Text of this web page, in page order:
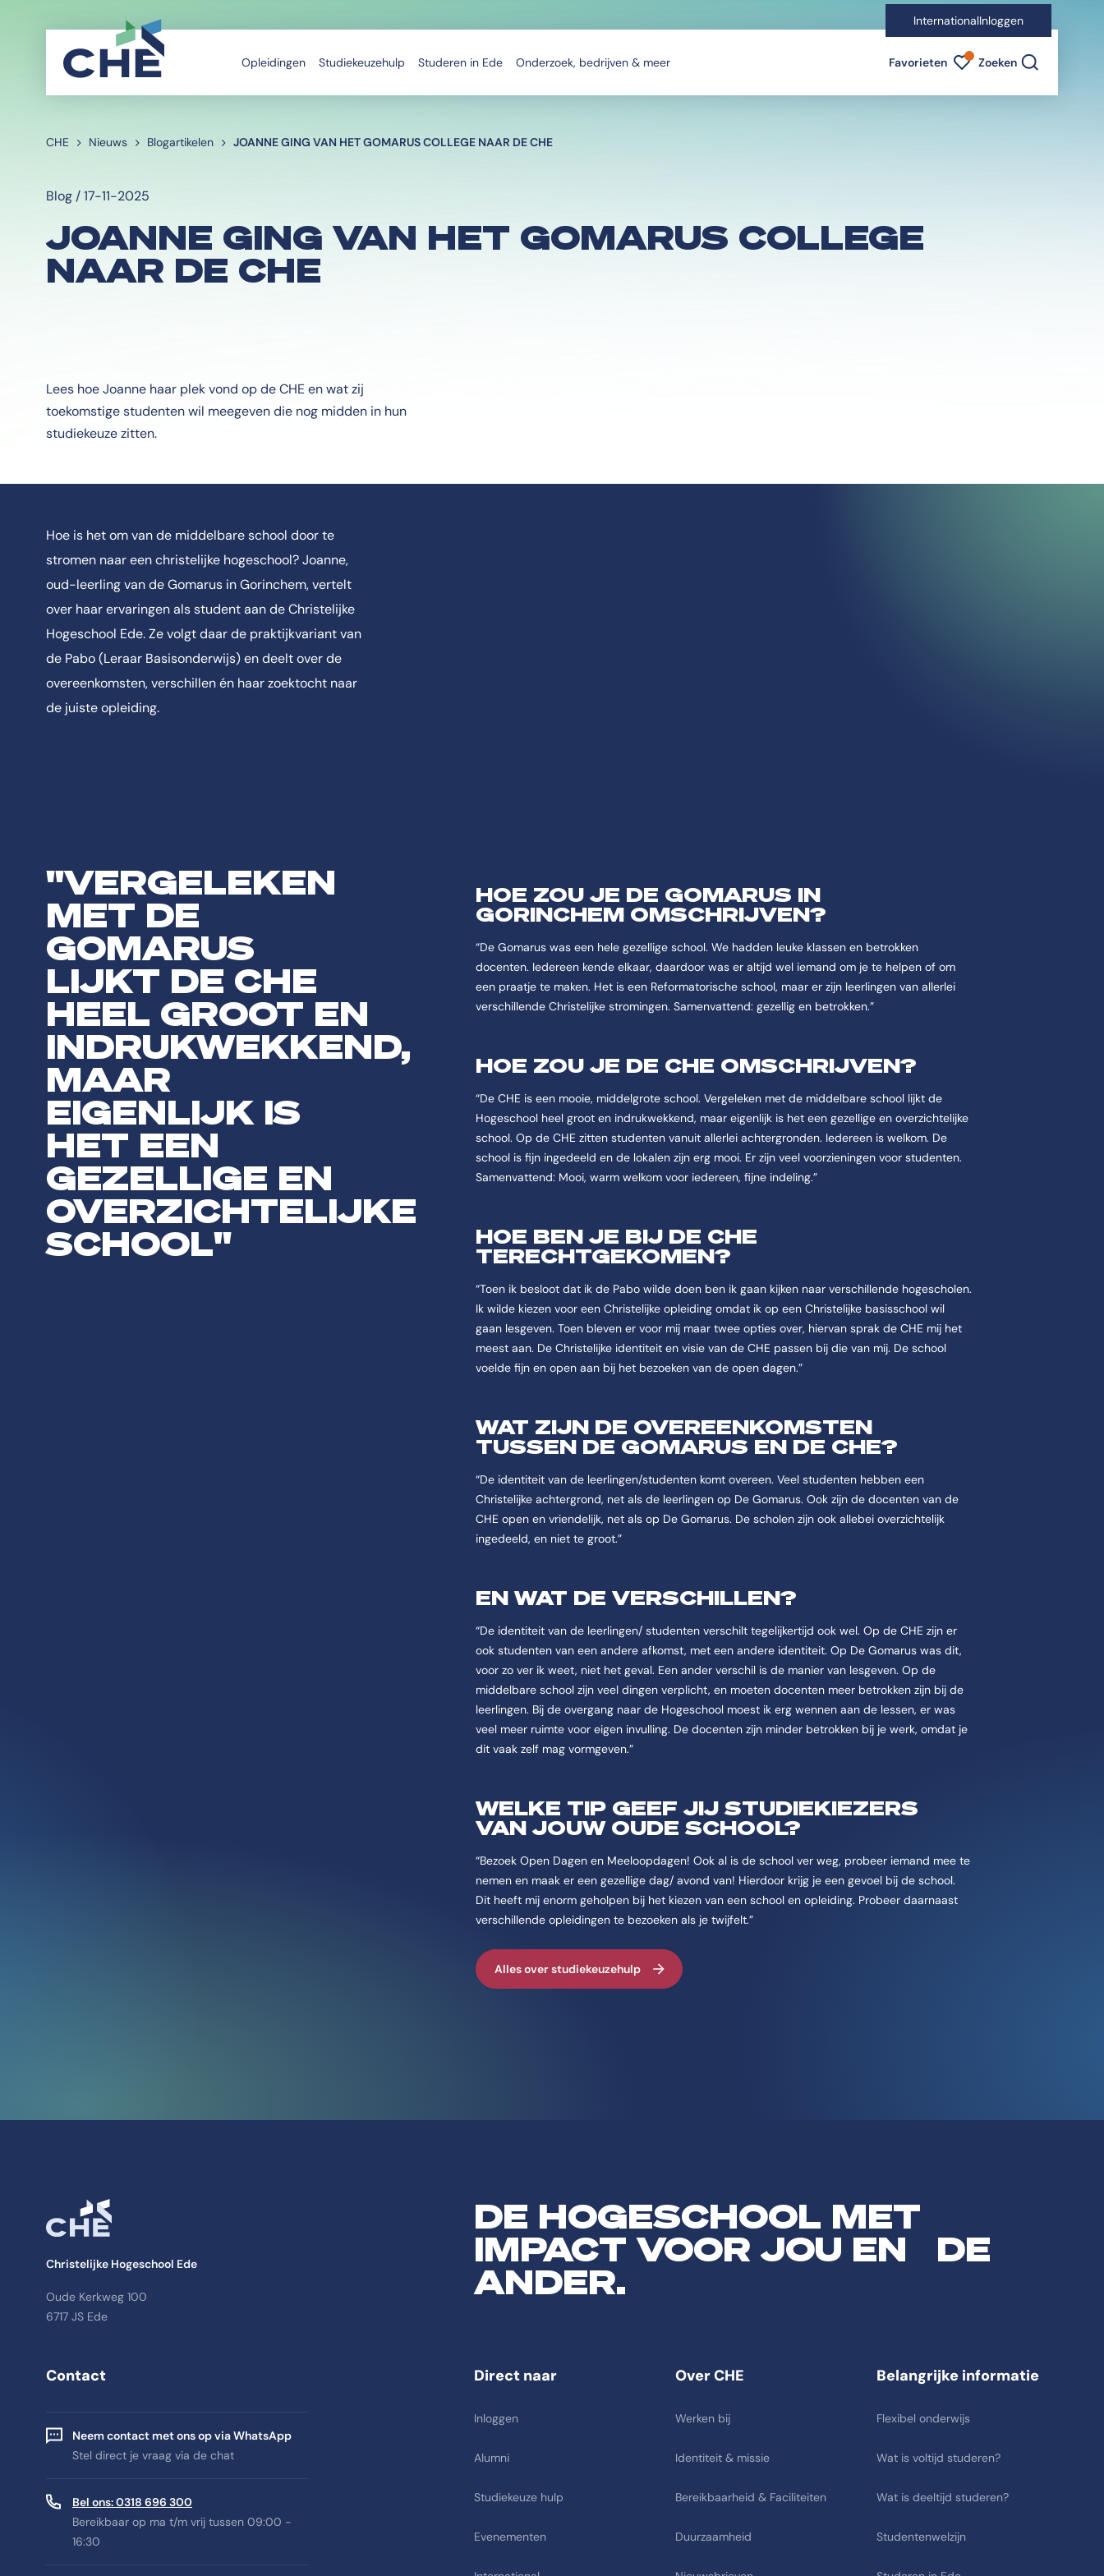
InternationalInloggen
Opleidingen Studiekeuzehulp Studeren in Ede Onderzoek, bedrijven & meer Favorieten Favorieten indicator
Zoeken
CHE Nieuws Blogartikelen JOANNE GING VAN HET GOMARUS COLLEGE NAAR DE CHE
Blog / 17-11-2025
JOANNE GING VAN HET GOMARUS COLLEGE
NAAR DE CHE
Lees hoe Joanne haar plek vond op de CHE en wat zij
toekomstige studenten wil meegeven die nog midden in hun
studiekeuze zitten.
Hoe is het om van de middelbare school door te
stromen naar een christelijke hogeschool? Joanne,
oud-leerling van de Gomarus in Gorinchem, vertelt
over haar ervaringen als student aan de Christelijke
Hogeschool Ede. Ze volgt daar de praktijkvariant van
de Pabo (Leraar Basisonderwijs) en deelt over de
overeenkomsten, verschillen én haar zoektocht naar
de juiste opleiding.
"VERGELEKEN
MET DE
GOMARUS
LIJKT DE CHE
HEEL GROOT EN
INDRUKWEKKEND,
MAAR
EIGENLIJK IS
HET EEN
GEZELLIGE EN
OVERZICHTELIJKE
SCHOOL"
HOE ZOU JE DE GOMARUS IN
GORINCHEM OMSCHRIJVEN?
“De Gomarus was een hele gezellige school. We hadden leuke klassen en betrokken
docenten. Iedereen kende elkaar, daardoor was er altijd wel iemand om je te helpen of om
een praatje te maken. Het is een Reformatorische school, maar er zijn leerlingen van allerlei
verschillende Christelijke stromingen. Samenvattend: gezellig en betrokken.”
HOE ZOU JE DE CHE OMSCHRIJVEN?
“De CHE is een mooie, middelgrote school. Vergeleken met de middelbare school lijkt de
Hogeschool heel groot en indrukwekkend, maar eigenlijk is het een gezellige en overzichtelijke
school. Op de CHE zitten studenten vanuit allerlei achtergronden. Iedereen is welkom. De
school is fijn ingedeeld en de lokalen zijn erg mooi. Er zijn veel voorzieningen voor studenten.
Samenvattend: Mooi, warm welkom voor iedereen, fijne indeling.”
HOE BEN JE BIJ DE CHE
TERECHTGEKOMEN?
“Toen ik besloot dat ik de Pabo wilde doen ben ik gaan kijken naar verschillende hogescholen.
Ik wilde kiezen voor een Christelijke opleiding omdat ik op een Christelijke basisschool wil
gaan lesgeven. Toen bleven er voor mij maar twee opties over, hiervan sprak de CHE mij het
meest aan. De Christelijke identiteit en visie van de CHE passen bij die van mij. De school
voelde fijn en open aan bij het bezoeken van de open dagen.”
WAT ZIJN DE OVEREENKOMSTEN
TUSSEN DE GOMARUS EN DE CHE?
“De identiteit van de leerlingen/studenten komt overeen. Veel studenten hebben een
Christelijke achtergrond, net als de leerlingen op De Gomarus. Ook zijn de docenten van de
CHE open en vriendelijk, net als op De Gomarus. De scholen zijn ook allebei overzichtelijk
ingedeeld, en niet te groot.”
EN WAT DE VERSCHILLEN?
“De identiteit van de leerlingen/ studenten verschilt tegelijkertijd ook wel. Op de CHE zijn er
ook studenten van een andere afkomst, met een andere identiteit. Op De Gomarus was dit,
voor zo ver ik weet, niet het geval. Een ander verschil is de manier van lesgeven. Op de
middelbare school zijn veel dingen verplicht, en moeten docenten meer betrokken zijn bij de
leerlingen. Bij de overgang naar de Hogeschool moest ik erg wennen aan de lessen, er was
veel meer ruimte voor eigen invulling. De docenten zijn minder betrokken bij je werk, omdat je
dit vaak zelf mag vormgeven.”
WELKE TIP GEEF JIJ STUDIEKIEZERS
VAN JOUW OUDE SCHOOL?
“Bezoek Open Dagen en Meeloopdagen! Ook al is de school ver weg, probeer iemand mee te
nemen en maak er een gezellige dag/ avond van! Hierdoor krijg je een gevoel bij de school.
Dit heeft mij enorm geholpen bij het kiezen van een school en opleiding. Probeer daarnaast
verschillende opleidingen te bezoeken als je twijfelt.”
Alles over studiekeuzehulp
Christelijke Hogeschool Ede
Oude Kerkweg 100
6717 JS Ede
DE HOGESCHOOL MET
IMPACT VOOR JOU EN DE
ANDER.
Contact
Neem contact met ons op via WhatsApp
Stel direct je vraag via de chat
Bel ons: 0318 696 300
Bereikbaar op ma t/m vrij tussen 09:00 -
16:30
Direct naar
Inloggen
Alumni
Studiekeuze hulp
Evenementen
Over CHE
Werken bij
Identiteit & missie
Bereikbaarheid & Faciliteiten
Duurzaamheid
Belangrijke informatie
Flexibel onderwijs
Wat is voltijd studeren?
Wat is deeltijd studeren?
Studentenwelzijn